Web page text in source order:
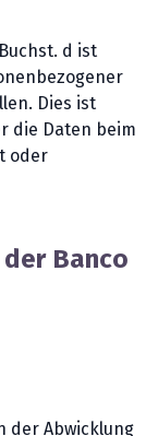
d ist
Dies ist
die Daten beim
oder
Banco
der Abwicklung